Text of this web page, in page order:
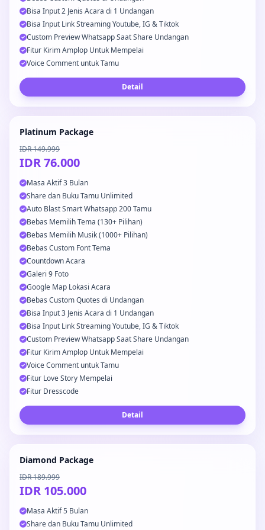
Bisa Input 2 Jenis Acara di 1 Undangan
Bisa Input Link Streaming Youtube, IG & Tiktok
Custom Preview Whatsapp Saat Share Undangan
Fitur Kirim Amplop Untuk Mempelai
Voice Comment untuk Tamu
Detail
Platinum Package
IDR 149.999
IDR 76.000
Masa Aktif 3 Bulan
Share dan Buku Tamu Unlimited
Auto Blast Smart Whatsapp 200 Tamu
Bebas Memilih Tema (130+ Pilihan)
Bebas Memilih Musik (1000+ Pilihan)
Bebas Custom Font Tema
Countdown Acara
Galeri 9 Foto
Google Map Lokasi Acara
Bebas Custom Quotes di Undangan
Bisa Input 3 Jenis Acara di 1 Undangan
Bisa Input Link Streaming Youtube, IG & Tiktok
Custom Preview Whatsapp Saat Share Undangan
Fitur Kirim Amplop Untuk Mempelai
Voice Comment untuk Tamu
Fitur Love Story Mempelai
Fitur Dresscode
Detail
Diamond Package
IDR 189.999
IDR 105.000
Masa Aktif 5 Bulan
Share dan Buku Tamu Unlimited